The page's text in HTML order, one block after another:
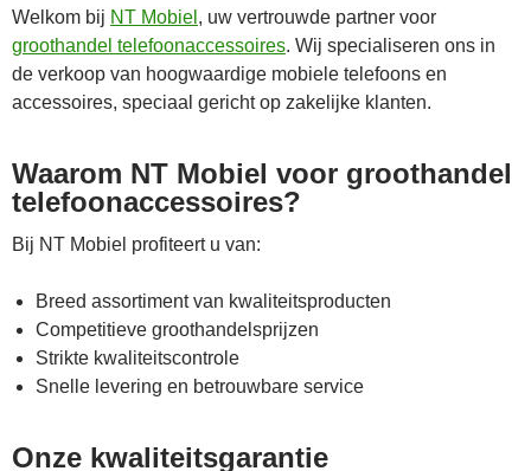
Welkom bij NT Mobiel , uw vertrouwde partner voor
groothandel telefoonaccessoires. Wij specialiseren ons in
de verkoop van hoogwaardige mobiele telefoons en
accessoires, speciaal gericht op zakelijke klanten.
Waarom NT Mobiel voor groothandel
telefoonaccessoires?
Bij NT Mobiel profiteert u van:
Breed assortiment van kwaliteitsproducten
Competitieve groothandelsprijzen
Strikte kwaliteitscontrole
Snelle levering en betrouwbare service
Onze kwaliteitsgarantie